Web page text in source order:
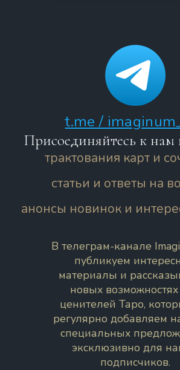
t.me /
Присоединяйтесь к нам
трактования карт и
статьи и ответы на
анонсы новинок и
В телеграм-канале
публикуем
материалы и
новых
ценителей Таро,
регулярно добавляем
специальных
эксклюзивно для
подписчиков.